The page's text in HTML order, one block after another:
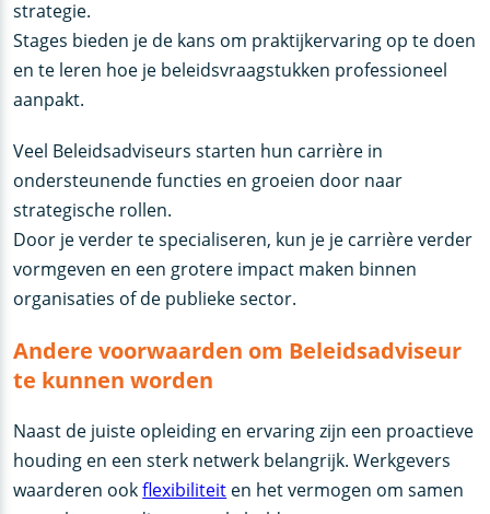
strategie.
Stages bieden je de kans om praktijkervaring op te doen
en te leren hoe je beleidsvraagstukken professioneel
aanpakt.
Veel Beleidsadviseurs starten hun carrière in
ondersteunende functies en groeien door naar
strategische rollen.
Door je verder te specialiseren, kun je je carrière verder
vormgeven en een grotere impact maken binnen
organisaties of de publieke sector.
Andere voorwaarden om Beleidsadviseur
te kunnen worden
Naast de juiste opleiding en ervaring zijn een proactieve
houding en een sterk netwerk belangrijk. Werkgevers
waarderen ookflexibiliteit en het vermogen om samen